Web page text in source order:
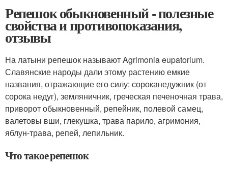
Репешок обыкновенный - полезные
свойства и противопоказания,
отзывы
На латыни репешок называют Agrimonia eupatorium.
Славянские народы дали этому растению емкие
названия, отражающие его силу: сороканедужник (от
сорока недуг), земляничник, греческая печеночная трава,
приворот обыкновенный, репейник, полевой самец,
валетовы вши, глекушка, трава парило, агримония,
яблун-трава, репей, лепильник.
Что такое репешок